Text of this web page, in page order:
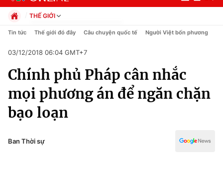
Chuyên mục
Chính trị
Xã hội
Pháp luật
THẾ GIỚI
Chính trị
Pháp luật
Kinh tế
Thể thao
Truyền hình
Văn hóa - Giải trí
Công nghệ
Tin tức Thế giới đó đây Câu chuyện quốc tế Người Việt bốn phương
03/12/2018 06:04 GMT+7
Chính phủ Pháp cân nhắc
mọi phương án để ngăn chặn
bạo loạn
Ban Thời sự